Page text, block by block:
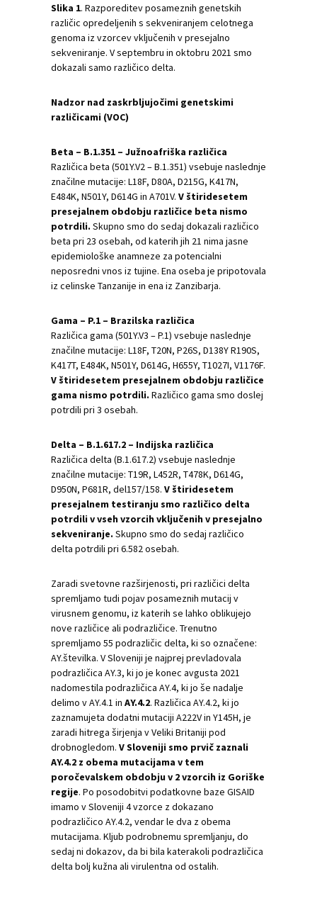
Slika 1. Razporeditev posameznih genetskih
različic opredeljenih s sekveniranjem celotnega
genoma iz vzorcev vključenih v presejalno
sekveniranje. V septembru in oktobru 2021 smo
dokazali samo različico delta.
Nadzor nad zaskrbljujočimi genetskimi
različicami (VOC)
Beta – B.1.351 – Južnoafriška različica
Različica beta (501Y.V2 – B.1.351) vsebuje naslednje
značilne mutacije: L18F, D80A, D215G, K417N,
E484K, N501Y, D614G in A701V. V štiridesetem
presejalnem obdobju različice beta nismo
potrdili. Skupno smo do sedaj dokazali različico
beta pri 23 osebah, od katerih jih 21 nima jasne
epidemiološke anamneze za potencialni
neposredni vnos iz tujine. Ena oseba je pripotovala
iz celinske Tanzanije in ena iz Zanzibarja.
Gama – P.1 – Brazilska različica
Različica gama (501Y.V3 – P.1) vsebuje naslednje
značilne mutacije: L18F, T20N, P26S, D138Y R190S,
K417T, E484K, N501Y, D614G, H655Y, T1027I, V1176F.
V štiridesetem presejalnem obdobju različice
gama nismo potrdili. Različico gama smo doslej
potrdili pri 3 osebah.
Delta – B.1.617.2 – Indijska različica
Različica delta (B.1.617.2) vsebuje naslednje
značilne mutacije: T19R, L452R, T478K, D614G,
D950N, P681R, del157/158. V štiridesetem
presejalnem testiranju smo različico delta
potrdili v vseh vzorcih vključenih v presejalno
sekveniranje. Skupno smo do sedaj različico
delta potrdili pri 6.582 osebah.
Zaradi svetovne razširjenosti, pri različici delta
spremljamo tudi pojav posameznih mutacij v
virusnem genomu, iz katerih se lahko oblikujejo
nove različice ali podrazličice. Trenutno
spremljamo 55 podrazličic delta, ki so označene:
AY.številka. V Sloveniji je najprej prevladovala
podrazličica AY.3, ki jo je konec avgusta 2021
nadomestila podrazličica AY.4, ki jo še nadalje
delimo v AY.4.1 in AY.4.2. Različica AY.4.2, ki jo
zaznamujeta dodatni mutaciji A222V in Y145H, je
zaradi hitrega širjenja v Veliki Britaniji pod
drobnogledom. V Sloveniji smo prvič zaznali
AY.4.2 z obema mutacijama v tem
poročevalskem obdobju v 2 vzorcih iz Goriške
regije. Po posodobitvi podatkovne baze GISAID
imamo v Sloveniji 4 vzorce z dokazano
podrazličico AY.4.2, vendar le dva z obema
mutacijama. Kljub podrobnemu spremljanju, do
sedaj ni dokazov, da bi bila katerakoli podrazličica
delta bolj kužna ali virulentna od ostalih.